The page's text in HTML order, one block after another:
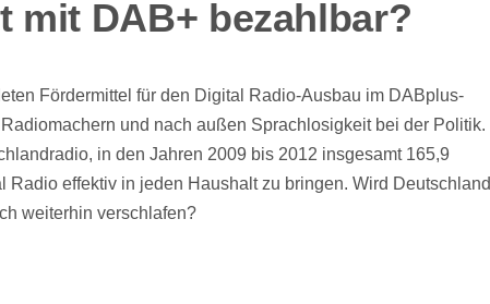
mit DAB+ bezahlbar?
Fördermittel für den Digital Radio-Ausbau im DABplus-
und nach außen Sprachlosigkeit bei der Politik.
in den Jahren 2009 bis 2012 insgesamt 165,9
Radio effektiv in jeden Haushalt zu bringen. Wird Deutschland
weiterhin verschlafen?